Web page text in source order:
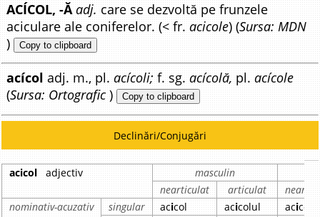
ACÍCOL, -Ă adj. care se dezvoltă pe frunzele
aciculare ale coniferelor. (< fr.acicole) (Sursa: MDN
) Copy to clipboard
acícoladj. m., pl.acícoli;f. sg.acícolă, pl. acícole
(Sursa: Ortografic ) Copy to clipboard
Declinări/Conjugări
acicol adjectiv
masculin
nearticulat
articulat
nominativ-acuzativ
singular acicol acicolul acicolă